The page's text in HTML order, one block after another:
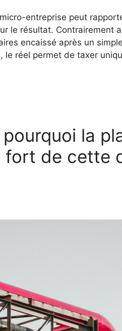
entreprise peut
le résultat. Contrairement
encaissé après un
le réel permet de taxer
la
fort de cette